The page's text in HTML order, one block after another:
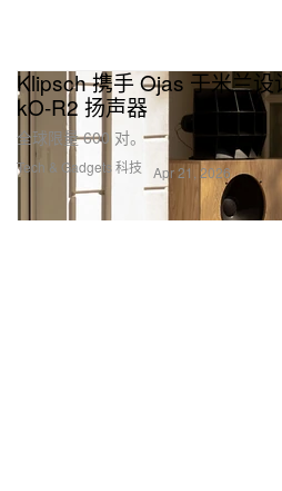
Tech & Gadgets 科技
Klipsch 携手 Ojas 于米兰设
kO-R2 扬声器
全球限量 600 对。
Apr 21, 2026